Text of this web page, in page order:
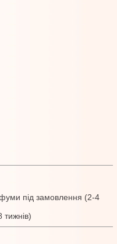
під замовлення (2-4